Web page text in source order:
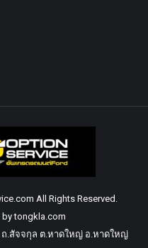
All Rights Reserved.
by tongkla.com
ถ.สัจจกุล ต.หาดใหญ่ อ.หาดใหญ่